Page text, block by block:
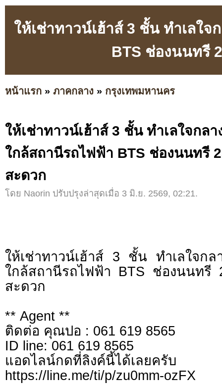
ให้เช่าทาวน์เฮ้าส์ 3 ชั้น ทำเลใ
BTS ช่องนนทรี
หน้าแรก » ภาคกลาง » กรุงเทพมหานคร
ให้เช่าทาวน์เฮ้าส์ 3 ชั้น ทำเลใจกล
ใกล้สถานีรถไฟฟ้า BTS ช่องนนทรี
สะดวก
โดย Naorin ปรับปรุงล่าสุดเมื่อ 3 มิ.ย. 2569, 02:21.
ให้เช่าทาวน์เฮ้าส์ 3 ชั้น ทำเลใจกล
ใกล้สถานีรถไฟฟ้า BTS ช่องนนทรี
สะดวก
** Agent **
ติดต่อ คุณปอ : 061 619 8565
ID line: 061 619 8565
แอดไลน์กดที่ลิงค์นี้ไ
https://line.me/ti/p/zu0mm-ozFX